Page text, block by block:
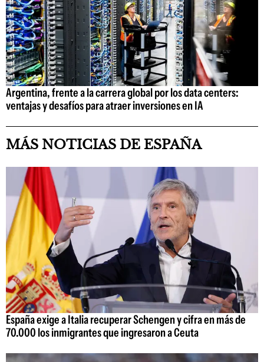
Argentina, frente a la carrera global por los data centers:
ventajas y desafíos para atraer inversiones en IA
MÁS NOTICIAS DE ESPAÑA
España exige a Italia recuperar Schengen y cifra en más de
70.000 los inmigrantes que ingresaron a Ceuta